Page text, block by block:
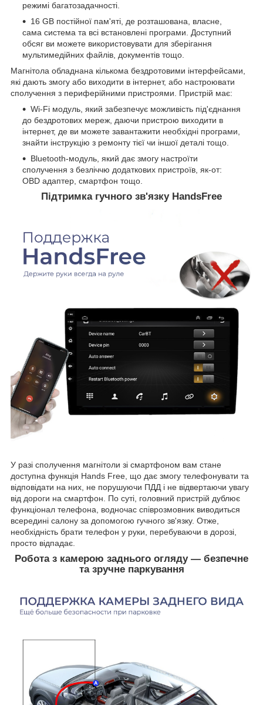
режимі багатозадачності.
16 GB постійної пам'яті, де розташована, власне,
сама система та всі встановлені програми. Доступний
обсяг ви можете використовувати для зберігання
мультимедійних файлів, документів тощо.
Магнітола обладнана кількома бездротовими інтерфейсами,
які дають змогу або виходити в інтернет, або настроювати
сполучення з периферійними пристроями. Пристрій має:
Wi-Fi модуль, який забезпечує можливість під'єднання
до бездротових мереж, даючи пристрою виходити в
інтернет, де ви можете завантажити необхідні програми,
знайти інструкцію з ремонту тієї чи іншої деталі тощо.
Bluetooth-модуль, який дає змогу настроїти
сполучення з безліччю додаткових пристроїв, як-от:
OBD адаптер, смартфон тощо.
Підтримка гучного зв'язку HandsFree
У разі сполучення магнітоли зі смартфоном вам стане
доступна функція Hands Free, що дає змогу телефонувати та
відповідати на них, не порушуючи ПДД і не відвертаючи увагу
від дороги на смартфон. По суті, головний пристрій дублює
функціонал телефона, водночас співрозмовник виводиться
всередині салону за допомогою гучного зв'язку. Отже,
необхідність брати телефон у руки, перебуваючи в дорозі,
просто відпадає.
Робота з камерою заднього огляду — безпечне
та зручне паркування